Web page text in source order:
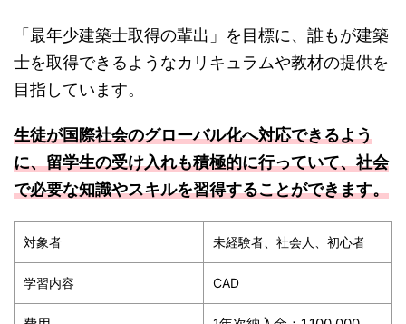
「最年少建築士取得の輩出」を目標に、誰もが建築
士を取得できるようなカリキュラムや教材の提供を
目指しています。
生徒が国際社会のグローバル化へ対応できるよう
に、留学生の受け入れも積極的に行っていて、社会
で必要な知識やスキルを習得することができます。
対象者 未経験者、社会人、初心者
学習内容 CAD